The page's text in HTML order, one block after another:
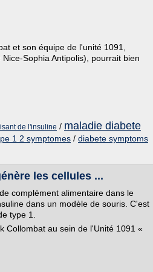
et son équipe de l'unité 1091,
Sophia Antipolis), pourrait bien
de l'insuline / maladie diabete
1 2 symptomes / diabete symptoms
les cellules ...
complément alimentaire dans le
dans un modèle de souris. C'est
type 1.
Collombat au sein de l'Unité 1091 «